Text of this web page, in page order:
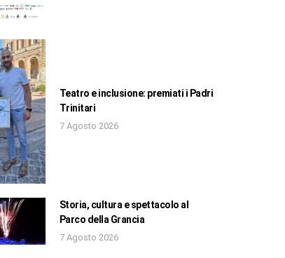
Teatro e inclusione: premiati i Padri
Trinitari
7 Agosto 2026
Storia, cultura e spettacolo al
Parco della Grancia
7 Agosto 2026